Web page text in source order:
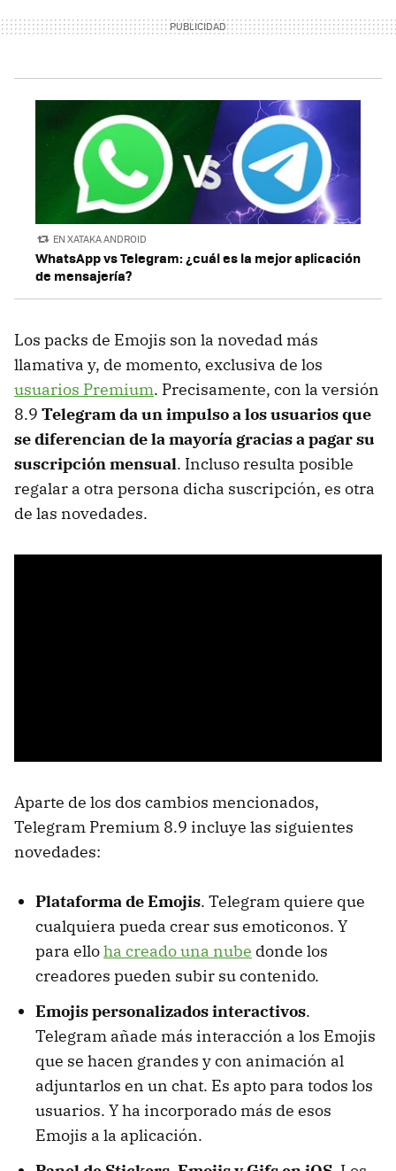
EN XATAKA ANDROID
WhatsApp vs Telegram: ¿cuál es la mejor aplicación
de mensajería?
Los packs de Emojis son la novedad más
llamativa y, de momento, exclusiva de los
usuarios Premium. Precisamente, con la versión
8.9 Telegram da un impulso a los usuarios que
se diferencian de la mayoría gracias a pagar su
suscripción mensual. Incluso resulta posible
regalar a otra persona dicha suscripción, es otra
de las novedades.
Aparte de los dos cambios mencionados,
Telegram Premium 8.9 incluye las siguientes
novedades:
Plataforma de Emojis. Telegram quiere que
cualquiera pueda crear sus emoticonos. Y
para elloha creado una nube donde los
creadores pueden subir su contenido.
Emojis personalizados interactivos.
Telegram añade más interacción a los Emojis
que se hacen grandes y con animación al
adjuntarlos en un chat. Es apto para todos los
usuarios. Y ha incorporado más de esos
Emojis a la aplicación.